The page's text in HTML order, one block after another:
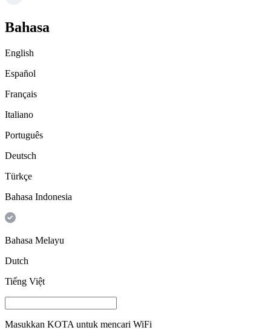
Bahasa
English
Español
Français
Italiano
Português
Deutsch
Türkçe
Bahasa Indonesia
Bahasa Melayu
Dutch
Tiếng Việt
Masukkan KOTA untuk mencari WiFi